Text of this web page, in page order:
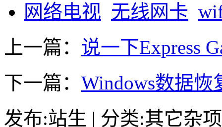
网络电视 无线网卡
上一篇： 说一下Express
下一篇： Windows数据
发布:站生 | 分类:其它杂